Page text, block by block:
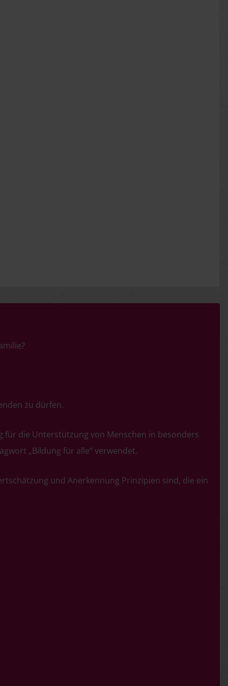
zu dürfen.
für die Unterstützung von Menschen in besonders
„Bildung für alle“ verwendet.
und Anerkennung Prinzipien sind, die ein